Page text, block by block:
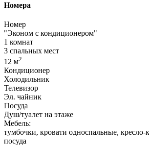
Номера
Номер
"Эконом с кондиционером"
1 комнат
3 спальных мест
12 м2
Кондиционер
Холодильник
Телевизор
Эл. чайник
Посуда
Душ/туалет на этаже
Мебель:
тумбочки, кровати односпальные, кресло-
посуда